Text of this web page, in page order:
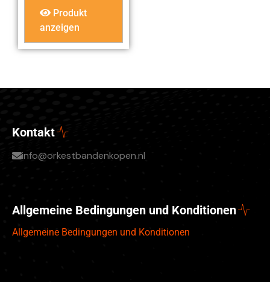
Produkt
anzeigen
Kontakt
info@orkestbandenkopen.nl
Allgemeine Bedingungen und Konditionen
Allgemeine Bedingungen und Konditionen